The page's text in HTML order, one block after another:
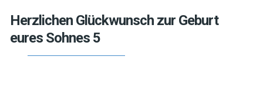
Herzlichen Glückwunsch zur Geburt
eures Sohnes 5